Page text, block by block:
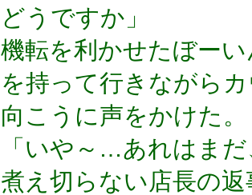
どうですか」
機転を利かせたぼー
を持って行きながら
向こうに声をかけた。
「いや～…あれはま
煮え切らない店長の